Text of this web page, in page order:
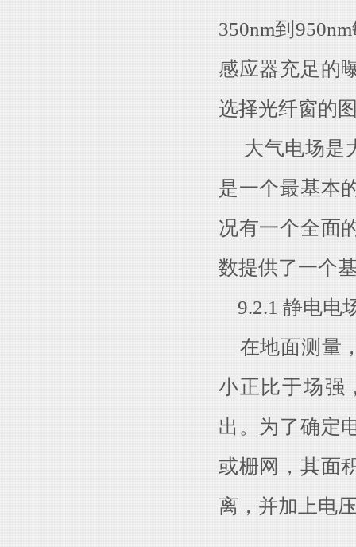
350nm到
感应器充足的
选择光纤窗的
大气电场是
是一个最基本
况有一个全面
数提供了一个
9.2.1 静电电
在地面测量
小正比于场强
出。为了确定
或栅网，其面
离，并加上电